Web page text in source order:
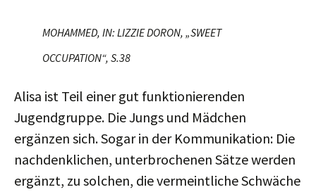
MOHAMMED, IN: LIZZIE DORON, „SWEET
OCCUPATION“, S.38
Alisa ist Teil einer gut funktionierenden
Jugendgruppe. Die Jungs und Mädchen
ergänzen sich. Sogar in der Kommunikation: Die
nachdenklichen, unterbrochenen Sätze werden
ergänzt, zu solchen, die vermeintliche Schwäche